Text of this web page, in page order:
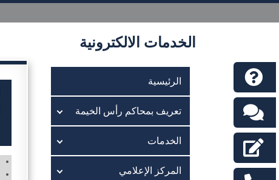
الخدمات الالكترونية
الرئيسية
تعريف بمحاكم رأس الخيمة
الخدمات
المركز الإعلامي